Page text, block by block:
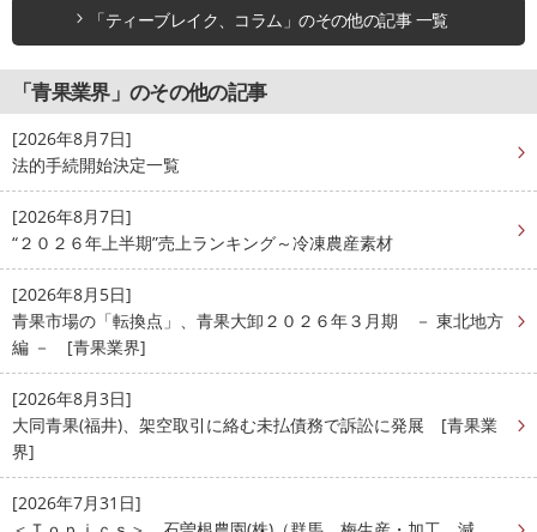
「ティーブレイク、コラム」のその他の記事 一覧
「青果業界」のその他の記事
[2026年8月7日]
法的手続開始決定一覧
[2026年8月7日]
“２０２６年上半期”売上ランキング～冷凍農産素材
[2026年8月5日]
青果市場の「転換点」、青果大卸２０２６年３月期 － 東北地方
編 － [青果業界]
[2026年8月3日]
大同青果(福井)、架空取引に絡む未払債務で訴訟に発展 [青果業
界]
[2026年7月31日]